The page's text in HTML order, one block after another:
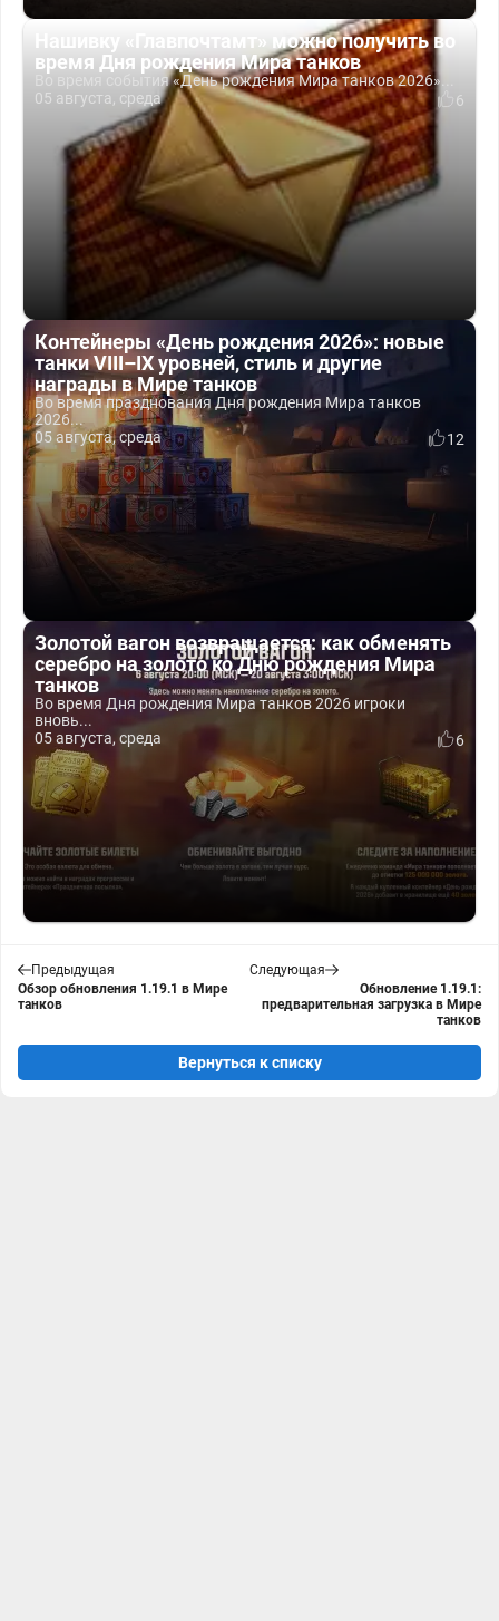
Нашивку «Главпочтамт» можно получить во
время Дня рождения Мира танков
Во время события «День рождения Мира танков 2026»...
05 августа, среда
6
Контейнеры «День рождения 2026»: новые
танки VIII–IX уровней, стиль и другие
награды в Мире танков
Во время празднования Дня рождения Мира танков
2026...
05 августа, среда
12
Золотой вагон возвращается: как обменять
серебро на золото ко Дню рождения Мира
танков
Во время Дня рождения Мира танков 2026 игроки
вновь...
05 августа, среда
6
Предыдущая
Обзор обновления 1.19.1 в Мире
танков
Следующая
Обновление 1.19.1:
предварительная загрузка в Мире
танков
Вернуться к списку